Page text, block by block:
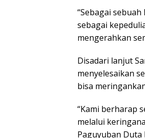
“Sebagai
sebagai
mengerahkan
Disadari lanjut
menyelesaikan
bisa
“Kami berharap
melalui
Paguyuban Duta